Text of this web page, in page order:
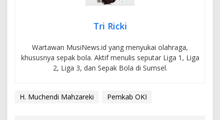
Tri Ricki
Wartawan MusiNews.id yang menyukai olahraga,
khususnya sepak bola. Aktif menulis seputar Liga 1, Liga
2, Liga 3, dan Sepak Bola di Sumsel.
H. Muchendi Mahzareki Pemkab OKI